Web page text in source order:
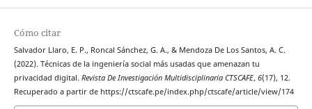
Cómo citar
Salvador Llaro, E. P., Roncal Sánchez, G. A., & Mendoza De Los Santos, A. C.
(2022). Técnicas de la ingeniería social más usadas que amenazan tu
privacidad digital. Revista De Investigación Multidisciplinaria CTSCAFE, 6(17), 12.
Recuperado a partir de https://ctscafe.pe/index.php/ctscafe/article/view/174